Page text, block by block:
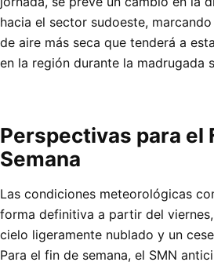
hacia el sector sudoeste,
de aire más seca que tenderá a
en la región durante la madrugada
Perspectivas para el
Semana
Las condiciones meteorológicas
forma definitiva a partir del
cielo ligeramente nublado y un
Para el fin de semana, el SMN